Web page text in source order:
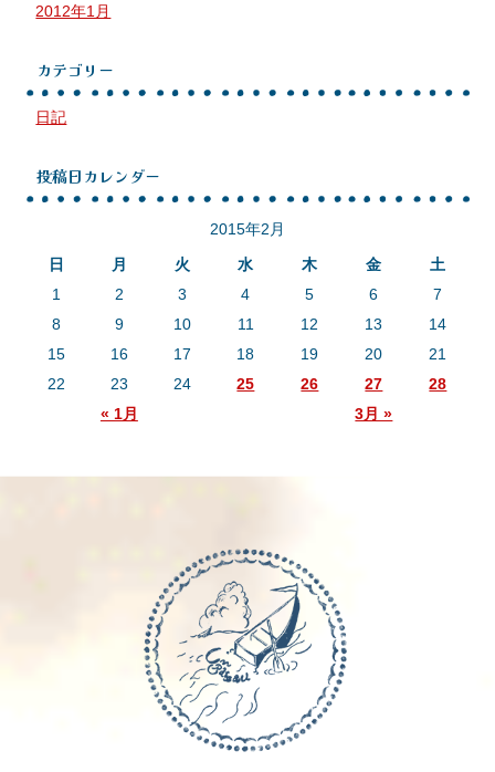
2012年1月
カテゴリー
日記
投稿日カレンダー
2015年2月
日
月 火 水 木 金 土
« 1月 3月 »
1 2 3 4 5 6
7
8
9 10 11 12 13
14
15
16 17 18 19 20
21
22
23 24 25 26 27 28